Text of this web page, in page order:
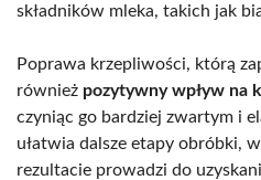
składników mleka, takich jak
Poprawa krzepliwości, którą
również pozytywny wpływ na
czyniąc go bardziej zwartym i
ułatwia dalsze etapy obróbki,
rezultacie prowadzi do